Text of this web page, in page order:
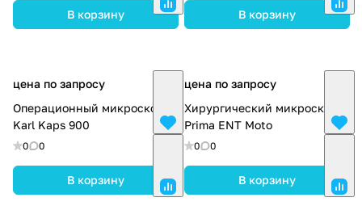
В корзину В корзину
цена по запросу
Операционный микроскоп
Karl Kaps 900
0 0
В корзину
цена по запросу
Хирургический микроскоп
Prima ENT Moto
0 0
В корзину